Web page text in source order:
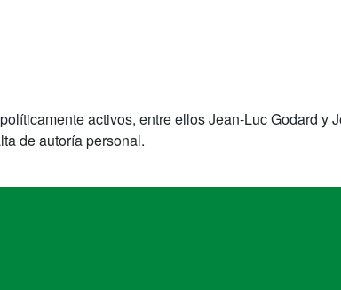
activos, entre ellos Jean-Luc Godard y
de autoría personal.